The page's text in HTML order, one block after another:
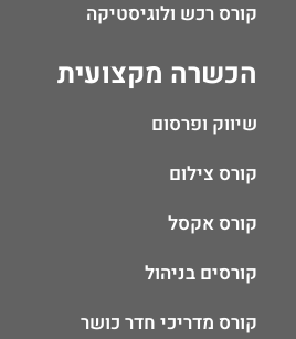
הכשרה מקצועית
שיווק ופרסום
קורס צילום
קורס אקסל
קורסים בניהול
קורס מדריכי חדר כושר
קורס רכש ולוגיסטיקה